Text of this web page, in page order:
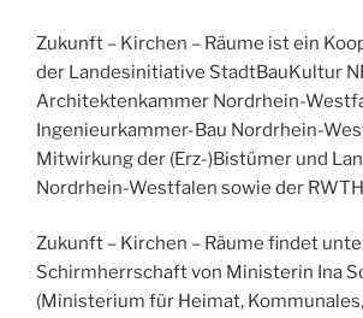
Zukunft – Kirchen – Räume ist ein
der Landesinitiative StadtBauKultur
Architektenkammer Nordrhein-
Ingenieurkammer-Bau Nordrhein-
Mitwirkung der (Erz-)Bistümer und
Nordrhein-Westfalen sowie der
Zukunft – Kirchen – Räume findet
Schirmherrschaft von Ministerin Ina
(Ministerium für Heimat,